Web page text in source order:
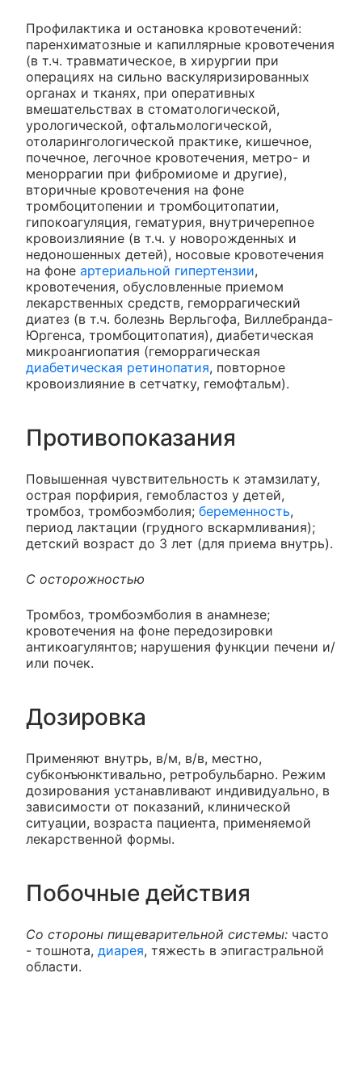
Профилактика и остановка кровотечений:
паренхиматозные и капиллярные кровотечения
(в т.ч. травматическое, в хирургии при
операциях на сильно васкуляризированных
органах и тканях, при оперативных
вмешательствах в стоматологической,
урологической, офтальмологической,
отоларингологической практике, кишечное,
почечное, легочное кровотечения, метро- и
меноррагии при фибромиоме и другие),
вторичные кровотечения на фоне
тромбоцитопении и тромбоцитопатии,
гипокоагуляция, гематурия, внутричерепное
кровоизлияние (в т.ч. у новорожденных и
недоношенных детей), носовые кровотечения
на фоне артериальной гипертензии,
кровотечения, обусловленные приемом
лекарственных средств, геморрагический
диатез (в т.ч. болезнь Верльгофа, Виллебранда-
Юргенса, тромбоцитопатия), диабетическая
микроангиопатия (геморрагическая
диабетическая ретинопатия, повторное
кровоизлияние в сетчатку, гемофтальм).
Противопоказания
Повышенная чувствительность к этамзилату,
острая порфирия, гемобластоз у детей,
тромбоз, тромбоэмболия; беременность,
период лактации (грудного вскармливания);
детский возраст до 3 лет (для приема внутрь).
С осторожностью
Тромбоз, тромбоэмболия в анамнезе;
кровотечения на фоне передозировки
антикоагулянтов; нарушения функции печени и/
или почек.
Дозировка
Применяют внутрь, в/м, в/в, местно,
субконъюнктивально, ретробульбарно. Режим
дозирования устанавливают индивидуально, в
зависимости от показаний, клинической
ситуации, возраста пациента, применяемой
лекарственной формы.
Побочные действия
Со стороны пищеварительной системы: часто
- тошнота, диарея, тяжесть в эпигастральной
области.